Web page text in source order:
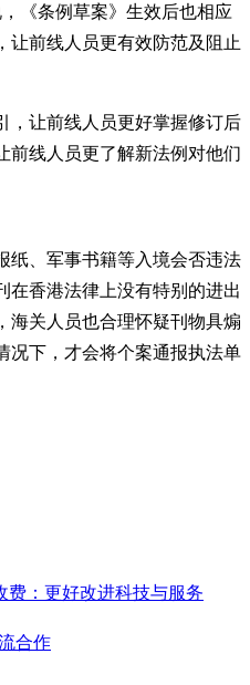
《条例草案》生效后也相应
让前线人员更有效防范及阻止
，让前线人员更好掌握修订后
前线人员更了解新法例对他们
纸、军事书籍等入境会否违法
在香港法律上没有特别的进出
海关人员也合理怀疑刊物具煽
况下，才会将个案通报执法单
费：更好改进科技与服务
合作